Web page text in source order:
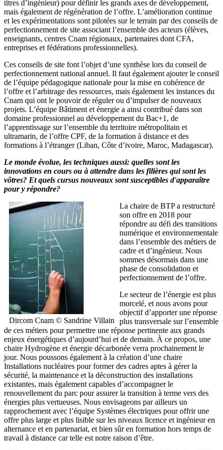
titres d’ingénieur) pour définir les grands axes de développement,
mais également de régénération de l’offre. L’amélioration continue
et les expérimentations sont pilotées sur le terrain par des conseils de
perfectionnement de site associant l’ensemble des acteurs (élèves,
enseignants, centres Cnam régionaux, partenaires dont CFA,
entreprises et fédérations professionnelles).
Ces conseils de site font l’objet d’une synthèse lors du conseil de
perfectionnement national annuel. Il faut également ajouter le conseil
de l’équipe pédagogique nationale pour la mise en cohérence de
l’offre et l’arbitrage des ressources, mais également les instances du
Cnam qui ont le pouvoir de réguler ou d’impulser de nouveaux
projets. L’équipe Bâtiment et énergie a ainsi contribué dans son
domaine professionnel au développement du Bac+1, de
l’apprentissage sur l’ensemble du territoire métropolitain et
ultramarin, de l’offre CPF, de la formation à distance et des
formations à l’étranger (Liban, Côte d’ivoire, Maroc, Madagascar).
Le monde évolue, les techniques aussi: quelles sont les
innovations en cours ou à attendre dans les filières qui sont les
vôtres? Et quels cursus nouveaux sont susceptibles d'apparaître
pour y répondre?
Dircom Cnam © Sandrine Villain
La chaire de BTP a restructuré
son offre en 2018 pour
répondre au défi des transitions
numérique et environnementale
dans l’ensemble des métiers de
cadre et d’ingénieur. Nous
sommes désormais dans une
phase de consolidation et
perfectionnement de l’offre.
Le secteur de l’énergie est plus
morcelé, et nous avons pour
objectif d’apporter une réponse
plus transversale sur l’ensemble
de ces métiers pour permettre une réponse pertinente aux grands
enjeux énergétiques d’aujourd’hui et de demain. À ce propos, une
chaire Hydrogène et énergie décarbonée verra prochainement le
jour. Nous poussons également à la création d’une chaire
Installations nucléaires pour former des cadres aptes à gérer la
sécurité, la maintenance et la déconstruction des installations
existantes, mais également capables d’accompagner le
renouvellement du parc pour assurer la transition à terme vers des
énergies plus vertueuses. Nous envisageons par ailleurs un
rapprochement avec l’équipe Systèmes électriques pour offrir une
offre plus large et plus lisible sur les niveaux licence et ingénieur en
alternance et en partenariat, et bien sûr en formation hors temps de
travail à distance car telle est notre raison d’être.